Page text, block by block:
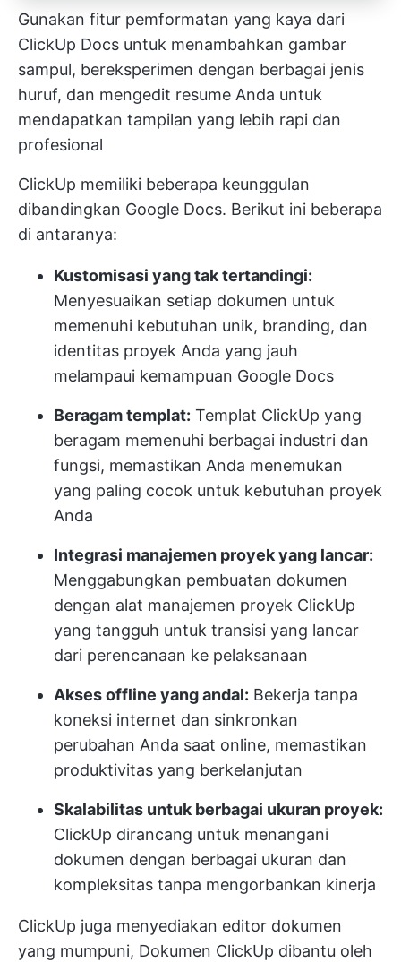
Gunakan fitur pemformatan yang kaya dari
ClickUp Docs untuk menambahkan gambar
sampul, bereksperimen dengan berbagai jenis
huruf, dan mengedit resume Anda untuk
mendapatkan tampilan yang lebih rapi dan
profesional
ClickUp memiliki beberapa keunggulan
dibandingkan Google Docs. Berikut ini beberapa
di antaranya:
Kustomisasi yang tak tertandingi:
Menyesuaikan setiap dokumen untuk
memenuhi kebutuhan unik, branding, dan
identitas proyek Anda yang jauh
melampaui kemampuan Google Docs
Beragam templat: Templat ClickUp yang
beragam memenuhi berbagai industri dan
fungsi, memastikan Anda menemukan
yang paling cocok untuk kebutuhan proyek
Anda
Integrasi manajemen proyek yang lancar:
Menggabungkan pembuatan dokumen
dengan alat manajemen proyek ClickUp
yang tangguh untuk transisi yang lancar
dari perencanaan ke pelaksanaan
Akses offline yang andal: Bekerja tanpa
koneksi internet dan sinkronkan
perubahan Anda saat online, memastikan
produktivitas yang berkelanjutan
Skalabilitas untuk berbagai ukuran proyek:
ClickUp dirancang untuk menangani
dokumen dengan berbagai ukuran dan
kompleksitas tanpa mengorbankan kinerja
ClickUp juga menyediakan editor dokumen
yang mumpuni, Dokumen ClickUp dibantu oleh